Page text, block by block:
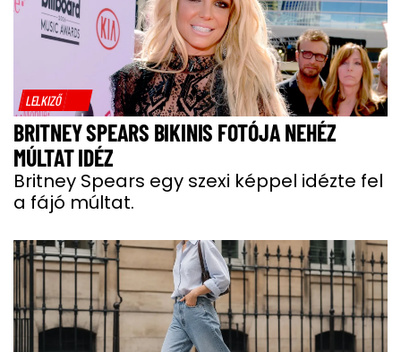
LELKIZŐ
BRITNEY SPEARS BIKINIS FOTÓJA NEHÉZ
MÚLTAT IDÉZ
Britney Spears egy szexi képpel idézte fel
a fájó múltat.